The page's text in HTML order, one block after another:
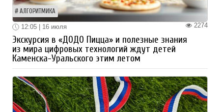
АЛГОРИТМИКА
2274
12:05 | 16 июля
Экскурсия в «ДОДО Пицца» и полезные знания
из мира цифровых технологий ждут детей
Каменска-Уральского этим летом